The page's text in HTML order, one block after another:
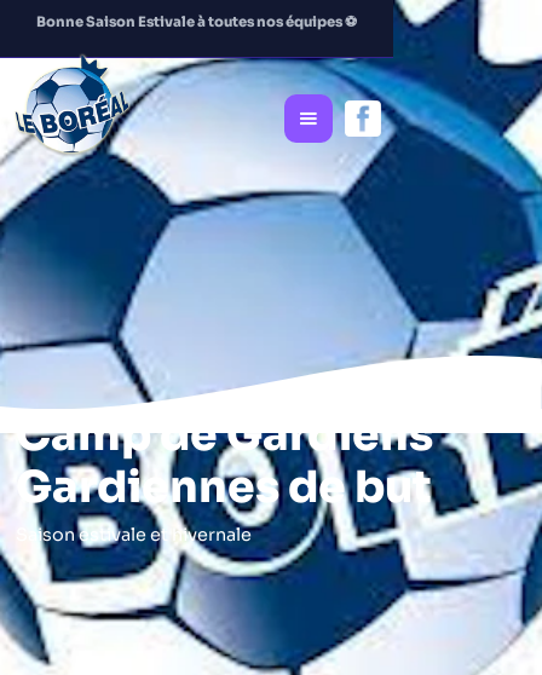
Bonne Saison Estivale à toutes nos équipes⚽️
Camp de Gardiens
Gardiennes de but
Saison estivale et hivernale